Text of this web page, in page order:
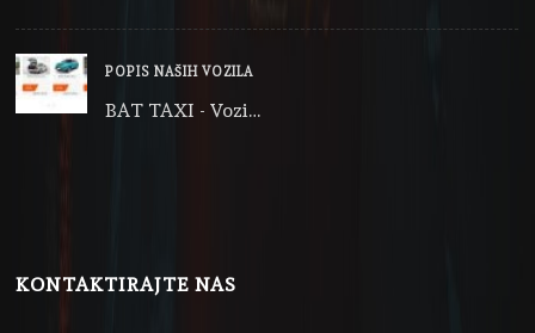
POPIS NAŠIH VOZILA
BAT TAXI - Vozi…
KONTAKTIRAJTE NAS